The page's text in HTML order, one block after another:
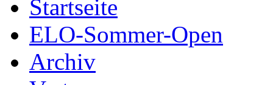
Startseite
ELO-Sommer-Open
Archiv